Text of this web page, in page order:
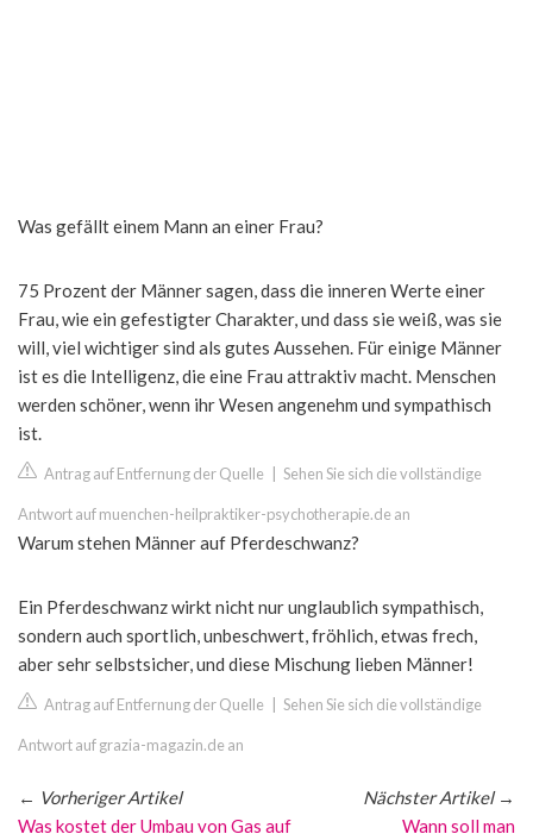
Was gefällt einem Mann an einer Frau?
75 Prozent der Männer sagen, dass die inneren Werte einer
Frau, wie ein gefestigter Charakter, und dass sie weiß, was sie
will, viel wichtiger sind als gutes Aussehen. Für einige Männer
ist es die Intelligenz, die eine Frau attraktiv macht. Menschen
werden schöner, wenn ihr Wesen angenehm und sympathisch
ist.
Antrag auf Entfernung der Quelle Sehen Sie sich die vollständige
Antwort auf muenchen-heilpraktiker-psychotherapie.de an
Warum stehen Männer auf Pferdeschwanz?
Ein Pferdeschwanz wirkt nicht nur unglaublich sympathisch,
sondern auch sportlich, unbeschwert, fröhlich, etwas frech,
aber sehr selbstsicher, und diese Mischung lieben Männer!
Antrag auf Entfernung der Quelle Sehen Sie sich die vollständige
Antwort auf grazia-magazin.de an
← Vorheriger Artikel
Was kostet der Umbau von Gas auf
Nächster Artikel→
Wann soll man